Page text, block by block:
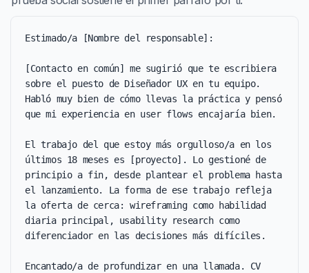
Estimado/a [Nombre del responsable]:
[Contacto en común] me sugirió que te escribiera
sobre el puesto de Diseñador UX en tu equipo.
Habló muy bien de cómo llevas la práctica y pensó
que mi experiencia en user flows encajaría bien.
El trabajo del que estoy más orgulloso/a en los
últimos 18 meses es [proyecto]. Lo gestioné de
principio a fin, desde plantear el problema hasta
el lanzamiento. La forma de ese trabajo refleja
la oferta de cerca: wireframing como habilidad
diaria principal, usability research como
diferenciador en las decisiones más difíciles.
Encantado/a de profundizar en una llamada. CV